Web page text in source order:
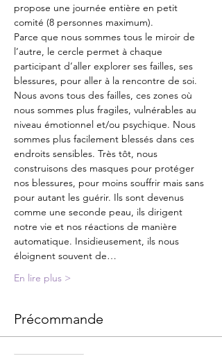
propose une journée entière en petit
comité (8 personnes maximum).
Parce que nous sommes tous le miroir de
l’autre, le cercle permet à chaque
participant d’aller explorer ses failles, ses
blessures, pour aller à la rencontre de soi.
Nous avons tous des failles, ces zones où
nous sommes plus fragiles, vulnérables au
niveau émotionnel et/ou psychique. Nous
sommes plus facilement blessés dans ces
endroits sensibles. Très tôt, nous
construisons des masques pour protéger
nos blessures, pour moins souffrir mais sans
pour autant les guérir. Ils sont devenus
comme une seconde peau, ils dirigent
notre vie et nos réactions de manière
automatique. Insidieusement, ils nous
éloignent souvent de…
En lire plus >
Précommande